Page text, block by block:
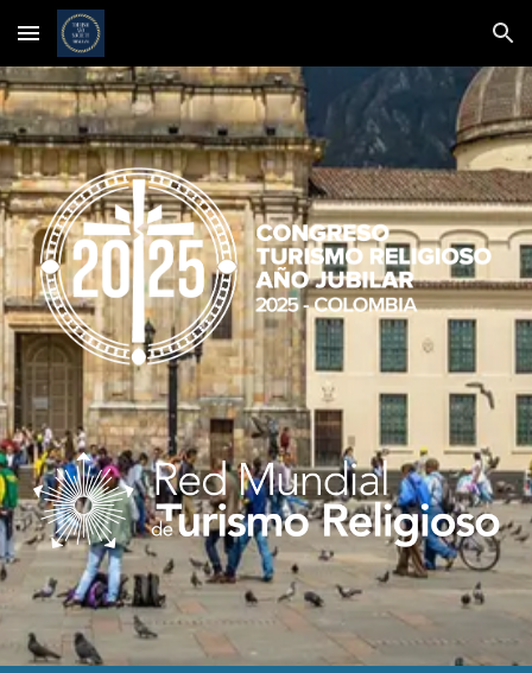
Skip to main content Skip to navigation